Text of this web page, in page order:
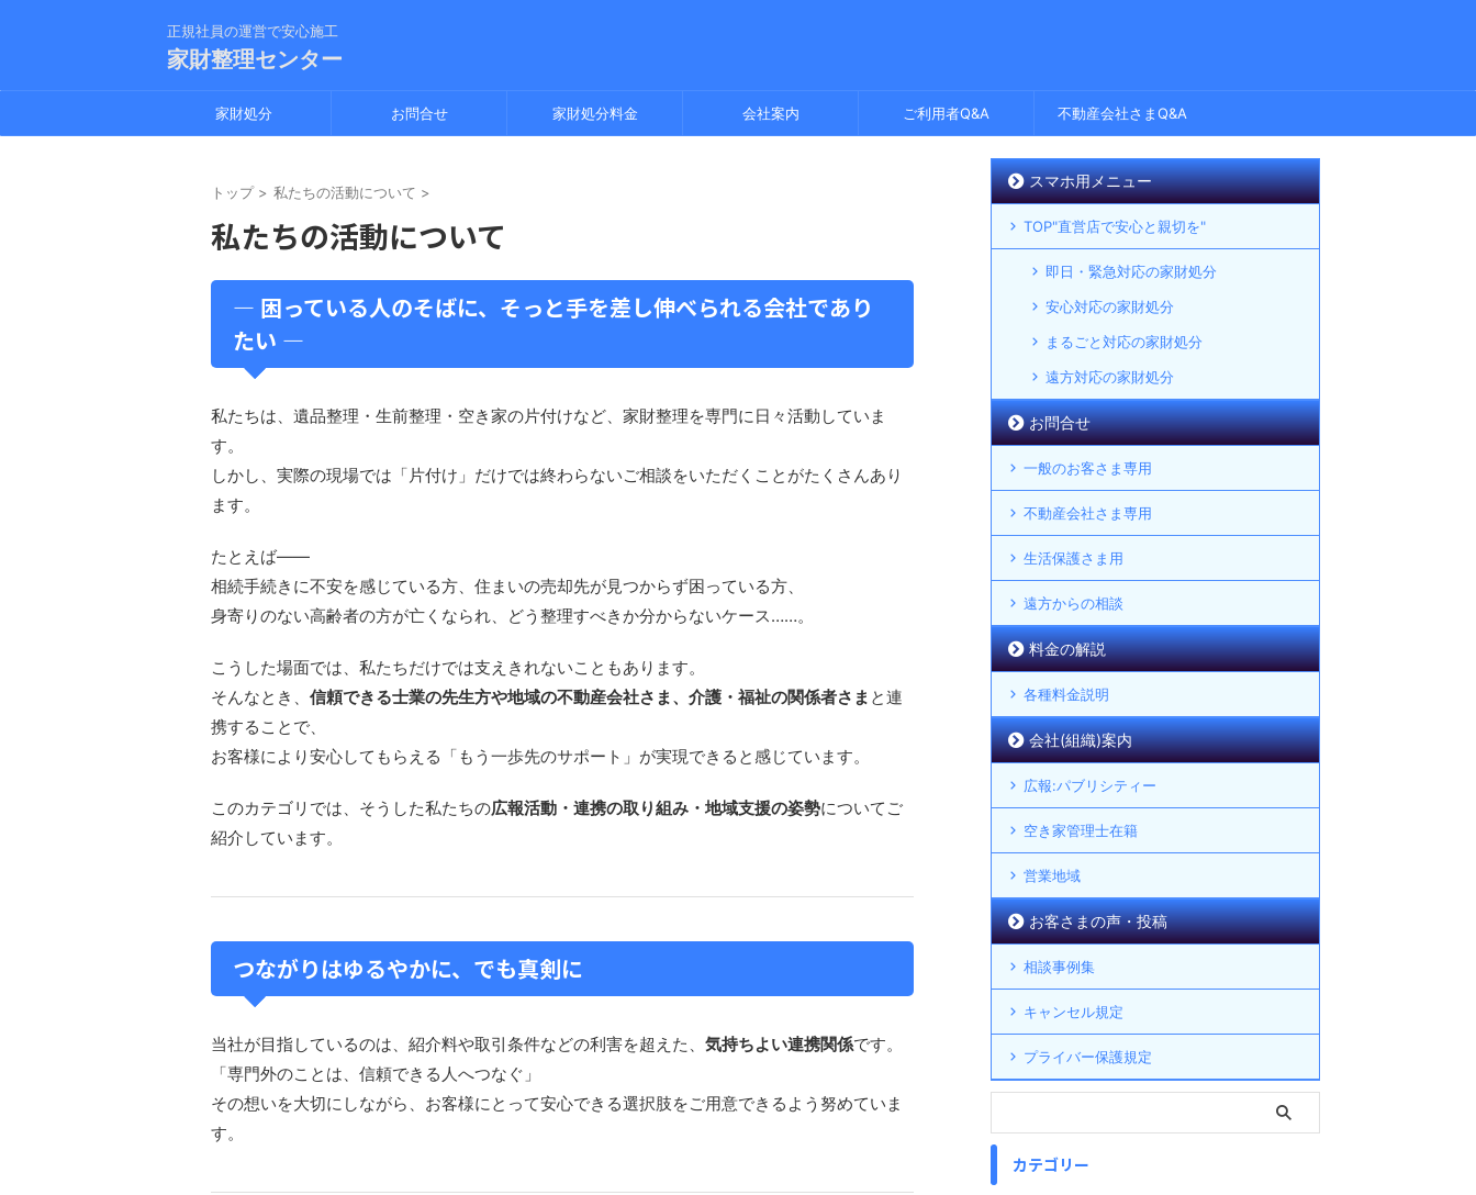
正規社員の運営で安心施工
家財整理センター
家財処分 お問合せ 家財処分料金 会社案内 ご利用者Q&A 不動産会社さまQ&A
トップ> 私たちの活動について >
私たちの活動について
― 困っている人のそばに、そっと手を差し伸べられる会社であり
たい ―
私たちは、遺品整理・生前整理・空き家の片付けなど、家財整理を専門に日々活動していま
す。
しかし、実際の現場では「片付け」だけでは終わらないご相談をいただくことがたくさんあり
ます。
たとえば――
相続手続きに不安を感じている方、住まいの売却先が見つからず困っている方、
身寄りのない高齢者の方が亡くなられ、どう整理すべきか分からないケース……。
こうした場面では、私たちだけでは支えきれないこともあります。
そんなとき、 信頼できる士業の先生方や地域の不動産会社さま、介護・福祉の関係者さま と連
携することで、
お客様により安心してもらえる「もう一歩先のサポート」が実現できると感じています。
このカテゴリでは、そうした私たちの広報活動・連携の取り組み・地域支援の姿勢についてご
紹介しています。
つながりはゆるやかに、でも真剣に
当社が目指しているのは、紹介料や取引条件などの利害を超えた、 気持ちよい連携関係です。
「専門外のことは、信頼できる人へつなぐ」
その想いを大切にしながら、お客様にとって安心できる選択肢をご用意できるよう努めていま
す。
スマホ用メニュー
TOP"直営店で安心と親切を"
即日・緊急対応の家財処分
安心対応の家財処分
まるごと対応の家財処分
遠方対応の家財処分
お問合せ
一般のお客さま専用
不動産会社さま専用
生活保護さま用
遠方からの相談
料金の解説
各種料金説明
会社(組織)案内
広報:パブリシティー
空き家管理士在籍
営業地域
お客さまの声・投稿
相談事例集
キャンセル規定
プライバー保護規定
カテゴリー